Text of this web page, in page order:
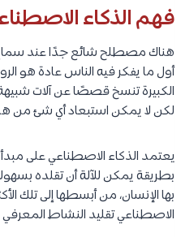
فهم الذكاء
هناك مصطلح شائع جدًا عند
أول ما يفكر فيه الناس عادة هو
الكبيرة تنسخ قصصًا عن آلات
لكن لا يمكن استبعاد أي شئ من
يعتمد الذكاء الاصطناعي على
بطريقة يمكن للآلة أن تقلده
بها الإنسان، من أبسطها إلى تلك
الاصطناعي تقليد النشاط المعرفي